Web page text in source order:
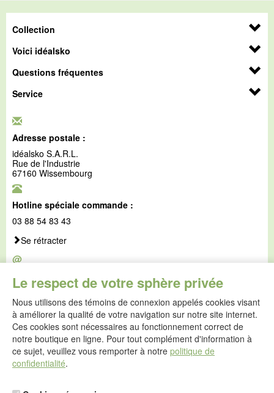
Le respect de votre sphère privée
Nous utilisons des témoins de connexion appelés cookies visant
à améliorer la qualité de votre navigation sur notre site internet.
Ces cookies sont nécessaires au fonctionnement correct de
notre boutique en ligne. Pour tout complément d'information à
ce sujet, veuillez vous remporter à notre politique de
confidentialité.
Collection
Voici idéalsko
Questions fréquentes
Service
Adresse postale :
idéalsko S.A.R.L.
Rue de l'Industrie
67160 Wissembourg
Hotline spéciale commande :
03 88 54 83 43
Se rétracter
@
service@idealsko.fr
@
Formulaire de contact
Aller au formulaire de contact